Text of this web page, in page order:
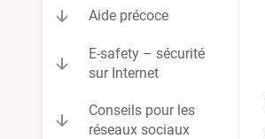
Aide précoce
E-safety – sécurité
sur Internet
Conseils pour les
réseaux sociaux